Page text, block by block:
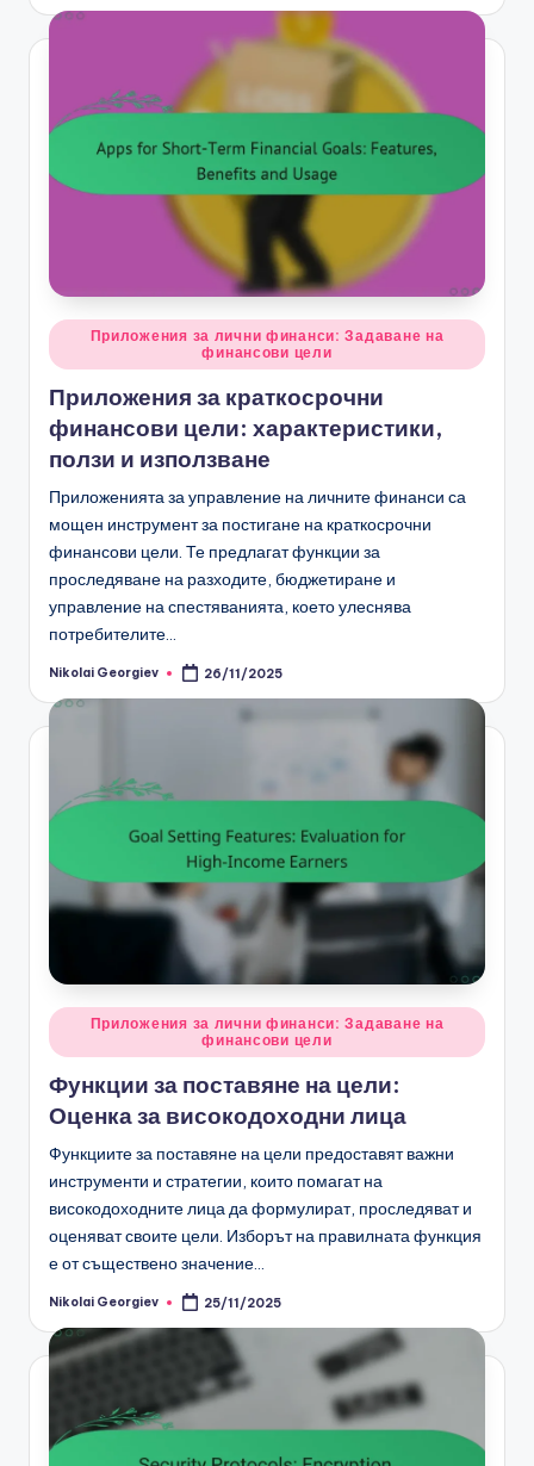
Posted
in
Приложения за лични финанси: Задаване на
финансови цели
Приложения за краткосрочни
финансови цели: характеристики,
ползи и използване
Приложенията за управление на личните финанси са
мощен инструмент за постигане на краткосрочни
финансови цели. Те предлагат функции за
проследяване на разходите, бюджетиране и
управление на спестяванията, което улеснява
потребителите…
Posted
Nikolai Georgiev 26/11/2025
Posted
in
Приложения за лични финанси: Задаване на
финансови цели
Функции за поставяне на цели:
Оценка за високодоходни лица
Функциите за поставяне на цели предоставят важни
инструменти и стратегии, които помагат на
високодоходните лица да формулират, проследяват и
оценяват своите цели. Изборът на правилната функция
е от съществено значение…
Posted
Nikolai Georgiev 25/11/2025